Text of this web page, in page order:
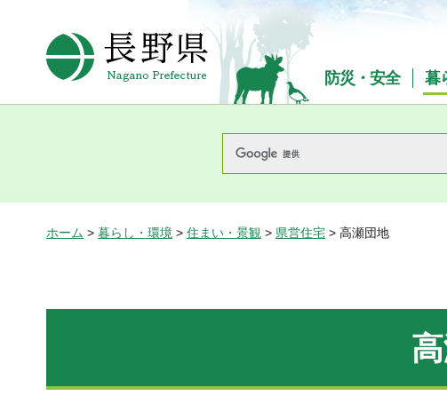
長野県Nagano Prefecture
防災・安全 暮
ホーム > 暮らし・環境 > 住まい・景観 > 県営住宅 > 高瀬団地